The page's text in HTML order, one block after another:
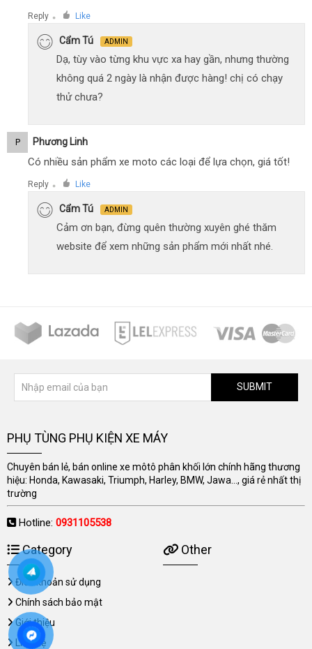
Reply ● Like
Cẩm Tú ADMIN
Dạ, tùy vào từng khu vực xa hay gần, nhưng thường
không quá 2 ngày là nhận được hàng! chị có chạy
thử chưa?
P Phương Linh
Có nhiều sản phẩm xe moto các loại để lựa chọn, giá tốt!
Reply ● Like
Cẩm Tú ADMIN
Cảm ơn bạn, đừng quên thường xuyên ghé thăm
website để xem những sản phẩm mới nhất nhé.
SUBMIT
PHỤ TÙNG PHỤ KIỆN XE MÁY
Chuyên bán lẻ, bán online xe môtô phân khối lớn chính hãng thương
hiệu: Honda, Kawasaki, Triumph, Harley, BMW, Jawa..., giá rẻ nhất thị
trường
Hotline: 0931105538
Category
Điều khoản sử dụng
Chính sách bảo mật
Giới thiệu
Liên hệ
Other